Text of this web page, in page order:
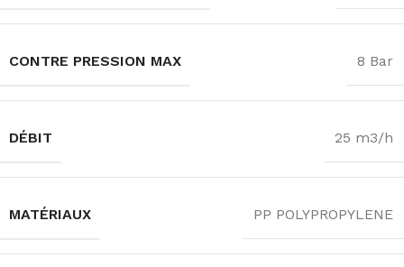
CONTRE PRESSION MAX 8 Bar
DÉBIT 25 m3/h
MATÉRIAUX PP POLYPROPYLENE